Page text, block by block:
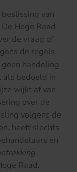
van
Hoge Raad
de vraag of
de regels
handeling
als bedoeld in
wijkt af van
over de
volgens de
heeft slechts
en
Raad.